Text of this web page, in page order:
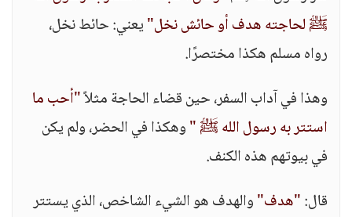
ﷺ لحاجته هدف أو حائش نخل"يعني: حائط نخل،
رواه مسلم هكذا مختصرًا.
وهذا في آداب السفر، حين قضاء الحاجة مثلاً"أحب ما
استتر به رسول الله ﷺ "وهكذا في الحضر، ولم يكن
في بيوتهم هذه الكنف.
قال:"هدف"والهدف هو الشيء الشاخص، الذي يستتر